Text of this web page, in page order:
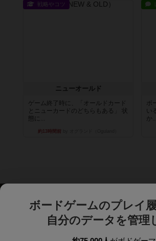
戦略やコツ
ニューオールド
ゲーム終了時に、「オールドカード
とニューカードのどちらもある」 状
態に...
約13時間前
ボ
い
か...
ボードゲームのプレイ
自分のデータを管理